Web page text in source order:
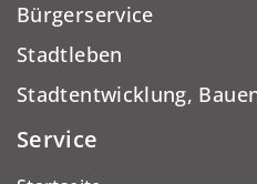
Bürgerservice
Stadtleben
Stadtentwicklung,
Service